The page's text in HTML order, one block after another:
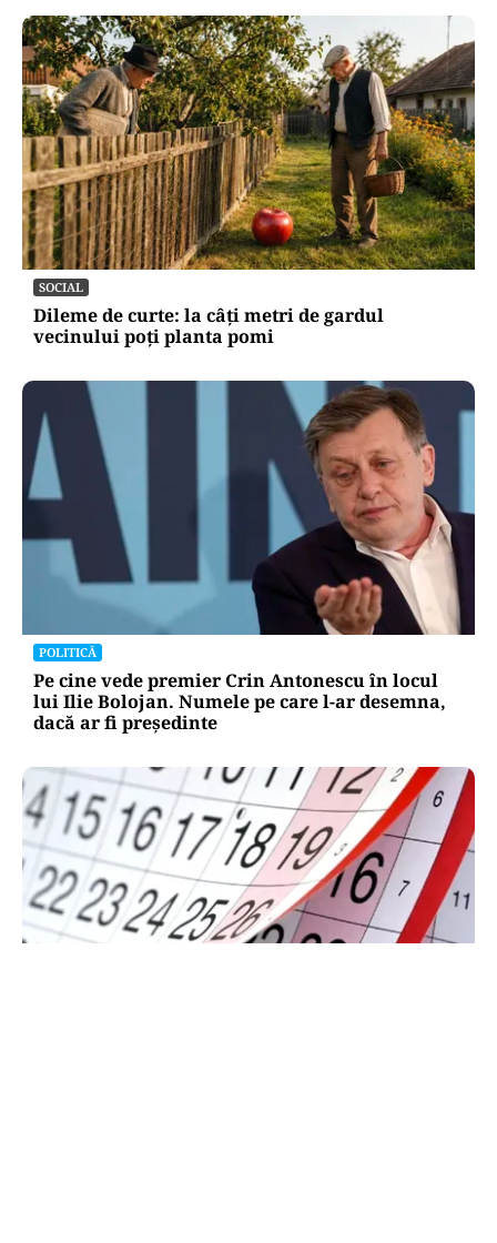
SOCIAL
Dileme de curte: la câți metri de gardul
vecinului poți planta pomi
POLITICĂ
Pe cine vede premier Crin Antonescu în locul
lui Ilie Bolojan. Numele pe care l-ar desemna,
dacă ar fi președinte